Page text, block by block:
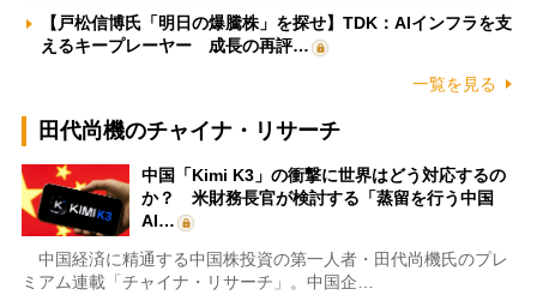
【戸松信博氏「明日の爆騰株」を探せ】TDK：AIインフラを支
えるキープレーヤー 成長の再評…
一覧を見る
田代尚機のチャイナ・リサーチ
中国「Kimi K3」の衝撃に世界はどう対応するの
か？ 米財務長官が検討する「蒸留を行う中国
AI…
中国経済に精通する中国株投資の第一人者・田代尚機氏のプレ
ミアム連載「チャイナ・リサーチ」。中国企…